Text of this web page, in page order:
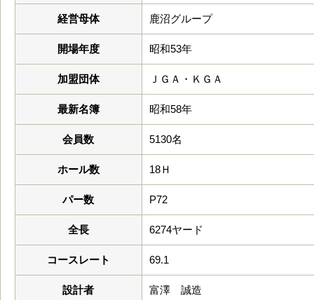
経営母体 鹿沼グループ
開場年度 昭和53年
加盟団体 ＪＧＡ・ＫＧＡ
最新名簿 昭和58年
会員数 5130名
ホール数 18Ｈ
パー数 P72
全長 6274ヤード
コースレート 69.1
設計者 富澤 誠造